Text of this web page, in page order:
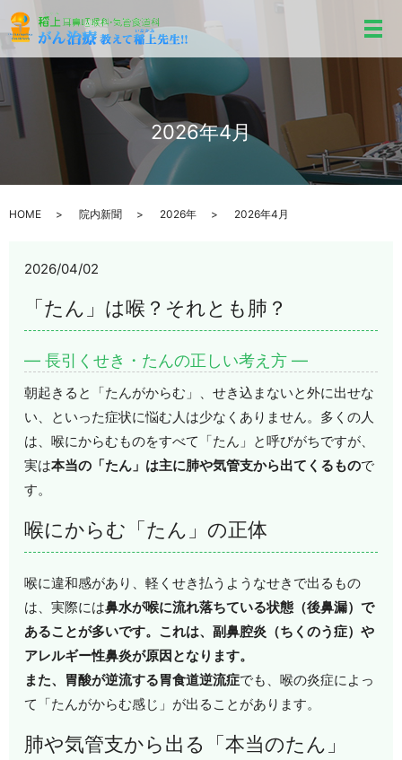
メ
2026年4月
HOME 院内新聞 2026年 2026年4月
2026/04/02
「たん」は喉？それとも肺？
― 長引くせき・たんの正しい考え方 ―
朝起きると「たんがからむ」、せき込まないと外に出せな
い、といった症状に悩む人は少なくありません。多くの人
は、喉にからむものをすべて「たん」と呼びがちですが、
実は本当の「たん」は主に肺や気管支から出てくるもので
す。
喉にからむ「たん」の正体
喉に違和感があり、軽くせき払うようなせきで出るもの
は、実際には鼻水が喉に流れ落ちている状態（後鼻漏）で
あることが多いです。これは、副鼻腔炎（ちくのう症）や
アレルギー性鼻炎が原因となります。
また、胃酸が逆流する胃食道逆流症でも、喉の炎症によっ
て「たんがからむ感じ」が出ることがあります。
肺や気管支から出る「本当のたん」